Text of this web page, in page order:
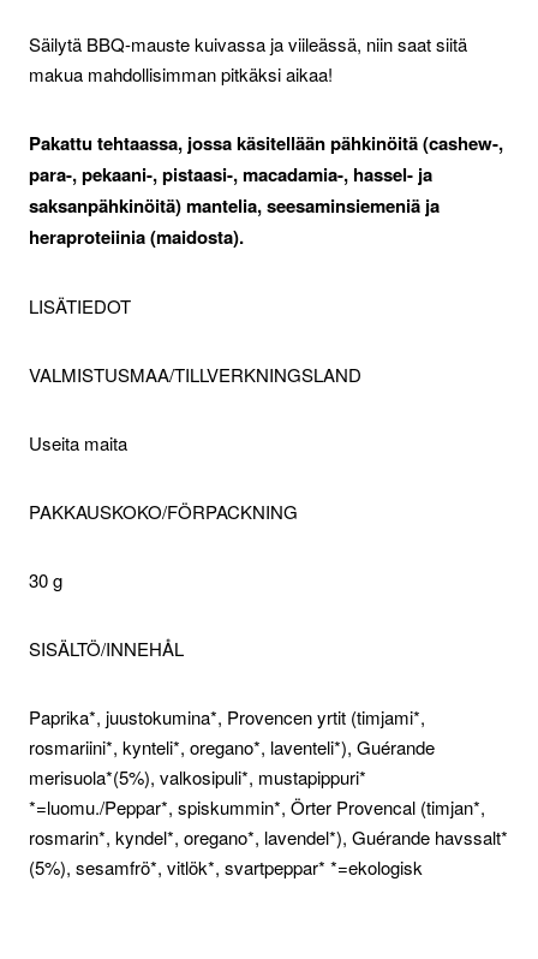
Säilytä BBQ-mauste kuivassa ja viileässä, niin saat siitä
makua mahdollisimman pitkäksi aikaa!
Pakattu tehtaassa, jossa käsitellään pähkinöitä (cashew-,
para-, pekaani-, pistaasi-, macadamia-, hassel- ja
saksanpähkinöitä) mantelia, seesaminsiemeniä ja
heraproteiinia (maidosta).
LISÄTIEDOT
VALMISTUSMAA/TILLVERKNINGSLAND
Useita maita
PAKKAUSKOKO/FÖRPACKNING
30 g
SISÄLTÖ/INNEHÅL
Paprika*, juustokumina*, Provencen yrtit (timjami*,
rosmariini*, kynteli*, oregano*, laventeli*), Guérande
merisuola*(5%), valkosipuli*, mustapippuri*
*=luomu./Peppar*, spiskummin*, Örter Provencal (timjan*,
rosmarin*, kyndel*, oregano*, lavendel*), Guérande havssalt*
(5%), sesamfrö*, vitlök*, svartpeppar* *=ekologisk